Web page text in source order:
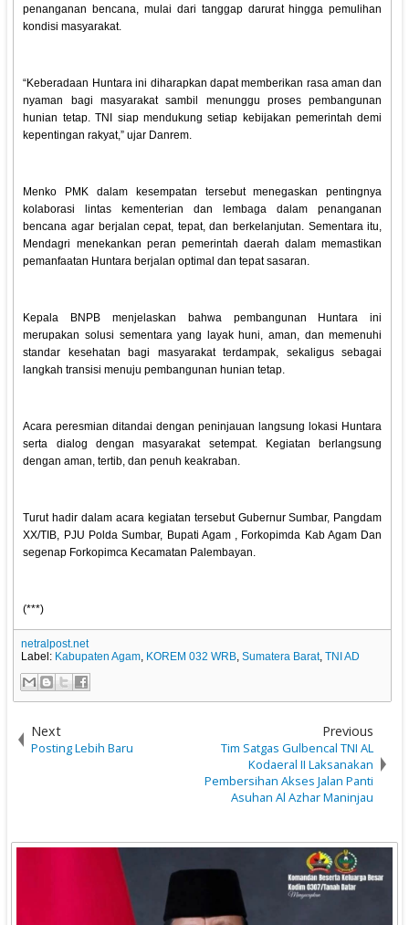
penanganan bencana, mulai dari tanggap darurat hingga pemulihan
kondisi masyarakat.
“Keberadaan Huntara ini diharapkan dapat memberikan rasa aman dan
nyaman bagi masyarakat sambil menunggu proses pembangunan
hunian tetap. TNI siap mendukung setiap kebijakan pemerintah demi
kepentingan rakyat,” ujar Danrem.
Menko PMK dalam kesempatan tersebut menegaskan pentingnya
kolaborasi lintas kementerian dan lembaga dalam penanganan
bencana agar berjalan cepat, tepat, dan berkelanjutan. Sementara itu,
Mendagri menekankan peran pemerintah daerah dalam memastikan
pemanfaatan Huntara berjalan optimal dan tepat sasaran.
Kepala BNPB menjelaskan bahwa pembangunan Huntara ini
merupakan solusi sementara yang layak huni, aman, dan memenuhi
standar kesehatan bagi masyarakat terdampak, sekaligus sebagai
langkah transisi menuju pembangunan hunian tetap.
Acara peresmian ditandai dengan peninjauan langsung lokasi Huntara
serta dialog dengan masyarakat setempat. Kegiatan berlangsung
dengan aman, tertib, dan penuh keakraban.
Turut hadir dalam acara kegiatan tersebut Gubernur Sumbar, Pangdam
XX/TIB, PJU Polda Sumbar, Bupati Agam , Forkopimda Kab Agam Dan
segenap Forkopimca Kecamatan Palembayan.
(***)
netralpost.net
Label: Kabupaten Agam, KOREM 032 WRB,Sumatera Barat,TNI AD
Next
Posting Lebih Baru
Previous
Tim Satgas Gulbencal TNI AL
Kodaeral II Laksanakan
Pembersihan Akses Jalan Panti
Asuhan Al Azhar Maninjau